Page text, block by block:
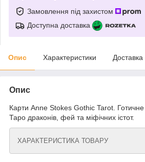
Замовлення під захистом
Доступна доставка
Опис Характеристики Доставка
Опис
Карти Anne Stokes Gothic Tarot.
Таро драконів, фей та міфічних істот.
ХАРАКТЕРИСТИКА ТОВАРУ